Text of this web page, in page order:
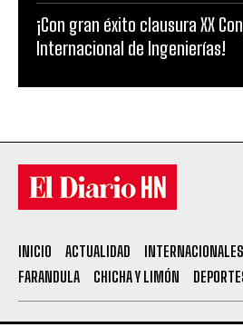
¡Con gran éxito clausura XX
Internacional de Ingenierías!
INICIO ACTUALIDAD INTERNACIONALES
FARANDULA
CHICHA Y LIMÓN